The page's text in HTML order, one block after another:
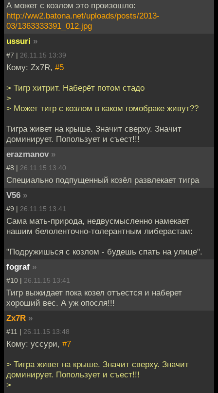
А может с козлом это произошло:
http://ww2.batona.net/uploads/posts/2013-
03/1363333391_012.jpg
ussuri »
#7 | 26.11.15 13:39
Кому: Zx7R, #5
> Тигр хитрит. Наберёт потом стадо
>
> Может тигр с козлом в каком гомобраке живут??
Тигра живет на крыше. Значит сверху. Значит
доминирует. Попользует и съест!!!
erazmanov »
#8 | 26.11.15 13:40
Специально подпущенный козёл развлекает тигра
V56 »
#9 | 26.11.15 13:41
Сама мать-природа, недвусмысленно намекает
нашим белоленточно-толерантным либерастам:
"Подружишься с козлом - будешь спать на улице".
fograf »
#10 | 26.11.15 13:41
Тигр выжидает пока козел отъестся и наберет
хороший вес. А уж опосля!!!
Zx7R »
#11 | 26.11.15 13:48
Кому: уссури, #7
> Тигра живет на крыше. Значит сверху. Значит
доминирует. Попользует и съест!!!
>